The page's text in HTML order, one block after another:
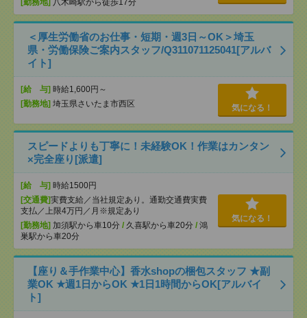
[勤務地] 八木崎駅から徒歩17分
＜厚生労働省のお仕事・短期・週3日～OK＞埼玉
県・労働保険ご案内スタッフ/Q311071125041[アルバ
イト]
[給 与] 時給1,600円～
[勤務地] 埼玉県さいたま市西区 気になる！
スピードよりも丁寧に！未経験OK！作業はカンタン
×完全座り[派遣]
[給 与] 時給1500円
[交通費]実費支給／当社規定あり。通勤交通費実費
支払／上限4万円／月※規定あり
[勤務地] 加須駅から車10分 / 久喜駅から車20分 / 鴻
巣駅から車20分
気になる！
【座り＆手作業中心】香水shopの梱包スタッフ ★副
業OK ★週1日からOK ★1日1時間からOK[アルバイ
ト]